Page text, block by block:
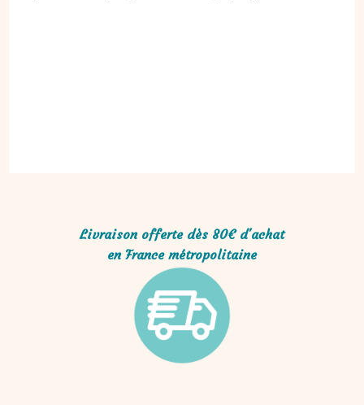
Livraison offerte dès 80€ d'achat
en France métropolitaine